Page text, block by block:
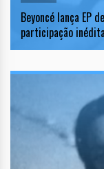
Beyoncé lança EP
participação